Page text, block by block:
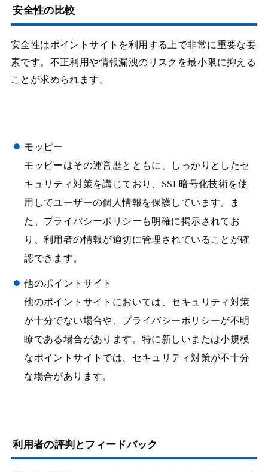
安全性の比較
安全性はポイントサイトを利用する上で非常に重要な要
素です。不正利用や情報漏洩のリスクを最小限に抑える
ことが求められます。
モッピー
モッピーはその運営歴とともに、しっかりとしたセ
キュリティ対策を講じており、SSL暗号化技術を使
用してユーザーの個人情報を保護しています。ま
た、プライバシーポリシーも明確に掲示されてお
り、利用者の情報が適切に管理されていることが確
認できます。
他のポイントサイト
他のポイントサイトにおいては、セキュリティ対策
が十分でない場合や、プライバシーポリシーが不明
瞭である場合があります。特に新しいまたは小規模
なポイントサイトでは、セキュリティ対策が不十分
な場合があります。
利用者の評判とフィードバック